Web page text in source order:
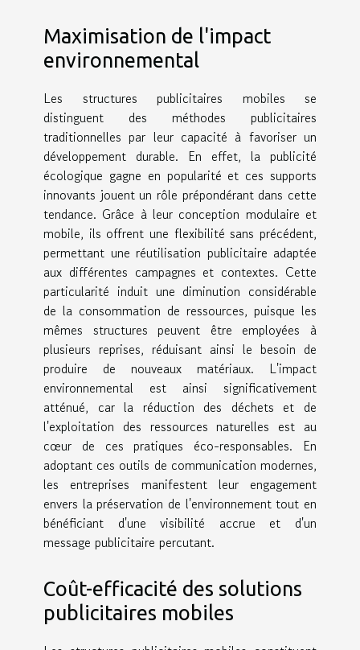
Maximisation de l'impact
environnemental
Les structures publicitaires mobiles se
distinguent des méthodes publicitaires
traditionnelles par leur capacité à favoriser un
développement durable. En effet, la publicité
écologique gagne en popularité et ces supports
innovants jouent un rôle prépondérant dans cette
tendance. Grâce à leur conception modulaire et
mobile, ils offrent une flexibilité sans précédent,
permettant une réutilisation publicitaire adaptée
aux différentes campagnes et contextes. Cette
particularité induit une diminution considérable
de la consommation de ressources, puisque les
mêmes structures peuvent être employées à
plusieurs reprises, réduisant ainsi le besoin de
produire de nouveaux matériaux. L'impact
environnemental est ainsi significativement
atténué, car la réduction des déchets et de
l'exploitation des ressources naturelles est au
cœur de ces pratiques éco-responsables. En
adoptant ces outils de communication modernes,
les entreprises manifestent leur engagement
envers la préservation de l'environnement tout en
bénéficiant d'une visibilité accrue et d'un
message publicitaire percutant.
Coût-efficacité des solutions
publicitaires mobiles